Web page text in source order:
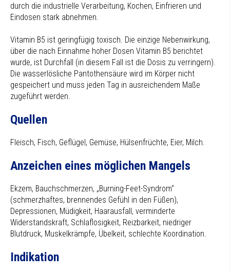
durch die industrielle Verarbeitung, Kochen, Einfrieren und
Eindosen stark abnehmen.
Vitamin B5 ist geringfügig toxisch. Die einzige Nebenwirkung,
über die nach Einnahme hoher Dosen Vitamin B5 berichtet
wurde, ist Durchfall (in diesem Fall ist die Dosis zu verringern).
Die wasserlösliche Pantothensäure wird im Körper nicht
gespeichert und muss jeden Tag in ausreichendem Maße
zugeführt werden.
Quellen
Fleisch, Fisch, Geflügel, Gemüse, Hülsenfrüchte, Eier, Milch.
Anzeichen eines möglichen Mangels
Ekzem, Bauchschmerzen, „Burning-Feet-Syndrom“
(schmerzhaftes, brennendes Gefühl in den Füßen),
Depressionen, Müdigkeit, Haarausfall, verminderte
Widerstandskraft, Schlaflosigkeit, Reizbarkeit, niedriger
Blutdruck, Muskelkrämpfe, Übelkeit, schlechte Koordination.
Indikation